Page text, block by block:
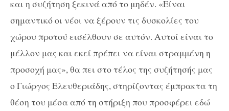
και η συζήτηση ξεκινά από το μηδέν. «Είναι
σημαντικό οι νέοι να ξέρουν τις δυσκολίες του
χώρου προτού εισέλθουν σε αυτόν. Αυτοί είναι το
μέλλον μας και εκεί πρέπει να είναι στραμμένη η
προσοχή μας», θα πει στο τέλος της συζήτησής μας
ο Γιώργος Ελευθεριάδης, στηρίζοντας έμπρακτα τη
θέση του μέσα από τη στήριξη που προσφέρει εδώ